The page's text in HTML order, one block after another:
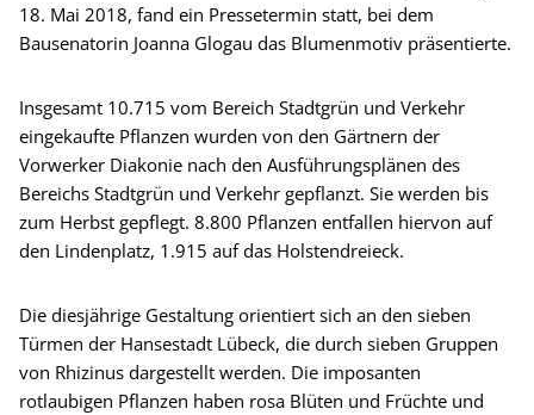
18. Mai 2018, fand ein Pressetermin statt, bei dem
Bausenatorin Joanna Glogau das Blumenmotiv präsentierte.
Insgesamt 10.715 vom Bereich Stadtgrün und Verkehr
eingekaufte Pflanzen wurden von den Gärtnern der
Vorwerker Diakonie nach den Ausführungsplänen des
Bereichs Stadtgrün und Verkehr gepflanzt. Sie werden bis
zum Herbst gepflegt. 8.800 Pflanzen entfallen hiervon auf
den Lindenplatz, 1.915 auf das Holstendreieck.
Die diesjährige Gestaltung orientiert sich an den sieben
Türmen der Hansestadt Lübeck, die durch sieben Gruppen
von Rhizinus dargestellt werden. Die imposanten
rotlaubigen Pflanzen haben rosa Blüten und Früchte und